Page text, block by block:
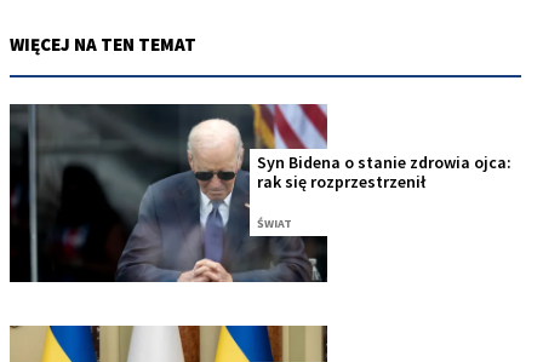
WIĘCEJ NA TEN TEMAT
Syn Bidena o stanie zdrowia ojca:
rak się rozprzestrzenił
ŚWIAT